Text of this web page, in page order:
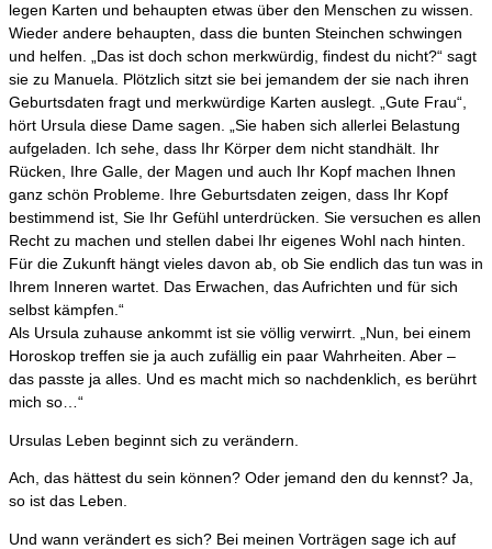
legen Karten und behaupten etwas über den Menschen zu wissen.
Wieder andere behaupten, dass die bunten Steinchen schwingen
und helfen. „Das ist doch schon merkwürdig, findest du nicht?“ sagt
sie zu Manuela. Plötzlich sitzt sie bei jemandem der sie nach ihren
Geburtsdaten fragt und merkwürdige Karten auslegt. „Gute Frau“,
hört Ursula diese Dame sagen. „Sie haben sich allerlei Belastung
aufgeladen. Ich sehe, dass Ihr Körper dem nicht standhält. Ihr
Rücken, Ihre Galle, der Magen und auch Ihr Kopf machen Ihnen
ganz schön Probleme. Ihre Geburtsdaten zeigen, dass Ihr Kopf
bestimmend ist, Sie Ihr Gefühl unterdrücken. Sie versuchen es allen
Recht zu machen und stellen dabei Ihr eigenes Wohl nach hinten.
Für die Zukunft hängt vieles davon ab, ob Sie endlich das tun was in
Ihrem Inneren wartet. Das Erwachen, das Aufrichten und für sich
selbst kämpfen.“
Als Ursula zuhause ankommt ist sie völlig verwirrt. „Nun, bei einem
Horoskop treffen sie ja auch zufällig ein paar Wahrheiten. Aber –
das passte ja alles. Und es macht mich so nachdenklich, es berührt
mich so…“
Ursulas Leben beginnt sich zu verändern.
Ach, das hättest du sein können? Oder jemand den du kennst? Ja,
so ist das Leben.
Und wann verändert es sich? Bei meinen Vorträgen sage ich auf